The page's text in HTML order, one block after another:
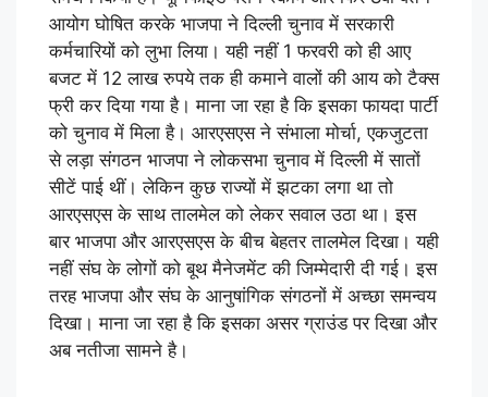
आयोग घोषित करके भाजपा ने दिल्ली चुनाव में सरकारी
कर्मचारियों को लुभा लिया। यही नहीं 1 फरवरी को ही आए
बजट में 12 लाख रुपये तक ही कमाने वालों की आय को टैक्स
फ्री कर दिया गया है। माना जा रहा है कि इसका फायदा पार्टी
को चुनाव में मिला है। आरएसएस ने संभाला मोर्चा, एकजुटता
से लड़ा संगठन भाजपा ने लोकसभा चुनाव में दिल्ली में सातों
सीटें पाई थीं। लेकिन कुछ राज्यों में झटका लगा था तो
आरएसएस के साथ तालमेल को लेकर सवाल उठा था। इस
बार भाजपा और आरएसएस के बीच बेहतर तालमेल दिखा। यही
नहीं संघ के लोगों को बूथ मैनेजमेंट की जिम्मेदारी दी गई। इस
तरह भाजपा और संघ के आनुषांगिक संगठनों में अच्छा समन्वय
दिखा। माना जा रहा है कि इसका असर ग्राउंड पर दिखा और
अब नतीजा सामने है।